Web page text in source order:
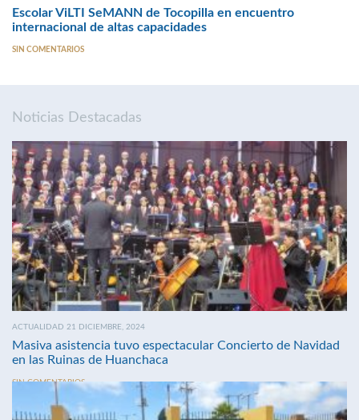
Escolar ViLTI SeMANN de Tocopilla en encuentro
internacional de altas capacidades
SIN COMENTARIOS
Noticias Destacadas
ACTUALIDAD 21 DICIEMBRE, 2024
Masiva asistencia tuvo espectacular Concierto de Navidad
en las Ruinas de Huanchaca
SIN COMENTARIOS